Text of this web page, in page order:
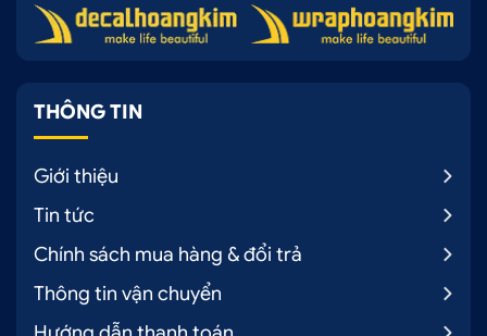
THÔNG TIN
Giới thiệu
Tin tức
Chính sách mua hàng & đổi trả
Thông tin vận chuyển